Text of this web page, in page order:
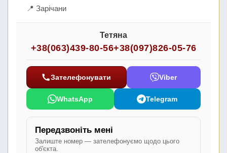
📍 Зарічани
Тетяна
+38(063)439-80-56+38(097)826-05-76
Зателефонувати Viber
WhatsApp Telegram
Передзвоніть мені
Залиште номер — зателефонуємо щодо цього
об'єкта.